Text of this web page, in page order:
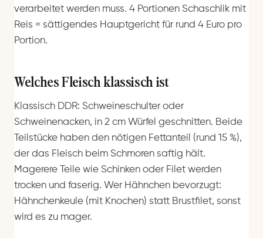
verarbeitet werden muss. 4 Portionen Schaschlik mit
Reis = sättigendes Hauptgericht für rund 4 Euro pro
Portion.
Welches Fleisch klassisch ist
Klassisch DDR: Schweineschulter oder
Schweinenacken, in 2 cm Würfel geschnitten. Beide
Teilstücke haben den nötigen Fettanteil (rund 15 %),
der das Fleisch beim Schmoren saftig hält.
Magerere Teile wie Schinken oder Filet werden
trocken und faserig. Wer Hähnchen bevorzugt:
Hähnchenkeule (mit Knochen) statt Brustfilet, sonst
wird es zu mager.